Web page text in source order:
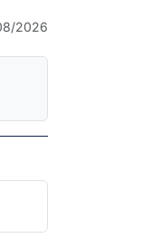
2026